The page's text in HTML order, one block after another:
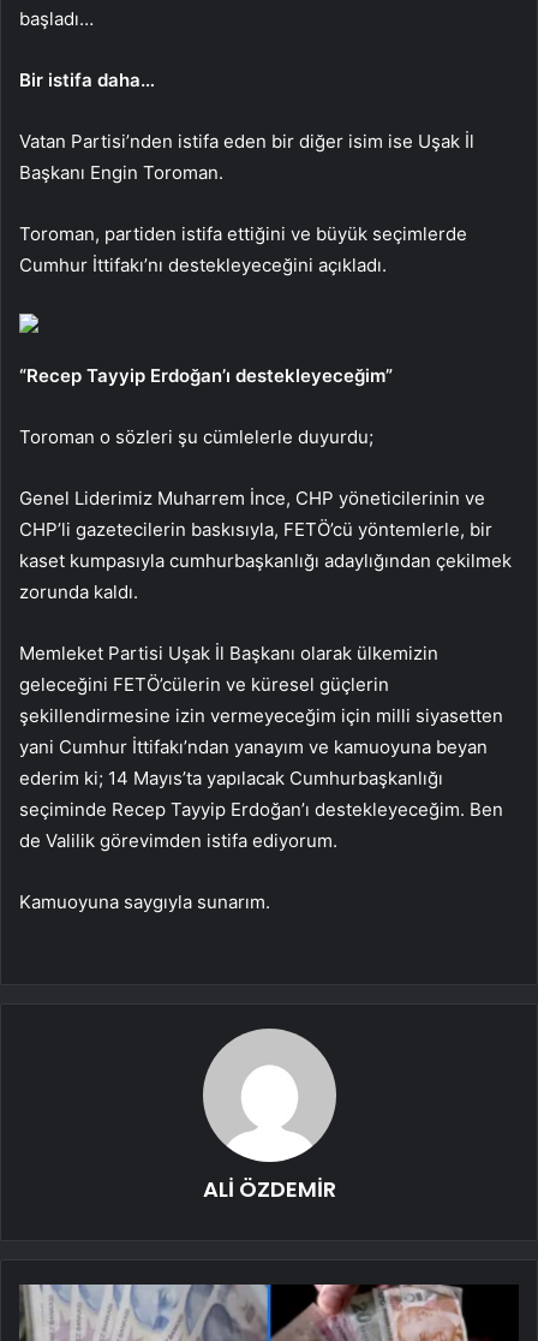
başladı…
Bir istifa daha…
Vatan Partisi’nden istifa eden bir diğer isim ise Uşak İl
Başkanı Engin Toroman.
Toroman, partiden istifa ettiğini ve büyük seçimlerde
Cumhur İttifakı’nı destekleyeceğini açıkladı.
“Recep Tayyip Erdoğan’ı destekleyeceğim”
Toroman o sözleri şu cümlelerle duyurdu;
Genel Liderimiz Muharrem İnce, CHP yöneticilerinin ve
CHP’li gazetecilerin baskısıyla, FETÖ’cü yöntemlerle, bir
kaset kumpasıyla cumhurbaşkanlığı adaylığından çekilmek
zorunda kaldı.
Memleket Partisi Uşak İl Başkanı olarak ülkemizin
geleceğini FETÖ’cülerin ve küresel güçlerin
şekillendirmesine izin vermeyeceğim için milli siyasetten
yani Cumhur İttifakı’ndan yanayım ve kamuoyuna beyan
ederim ki; 14 Mayıs’ta yapılacak Cumhurbaşkanlığı
seçiminde Recep Tayyip Erdoğan’ı destekleyeceğim. Ben
de Valilik görevimden istifa ediyorum.
Kamuoyuna saygıyla sunarım.
ALİ ÖZDEMİR